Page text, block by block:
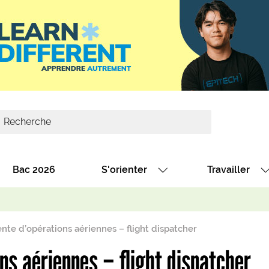
Bac 2026 S'orienter
Alternance : les formations des écoles
Travailler
Décrocher un
d’opérations aériennes – flight dispatcher
aériennes – flight dispatcher